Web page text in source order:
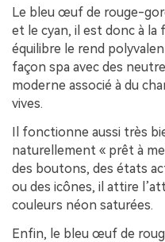
Le bleu œuf de rouge-
et le cyan, il est donc à la
équilibre le rend
façon spa avec des
moderne associé à du
vives.
Il fonctionne aussi très
naturellement « prêt à
des boutons, des états
ou des icônes, il attire
couleurs néon saturées.
Enfin, le bleu œuf de